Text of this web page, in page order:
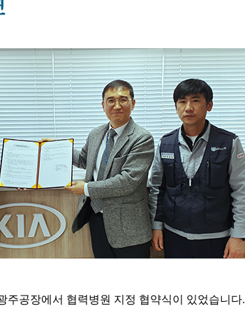
주공장에서 협력병원 지정 협약식이 있었습니다.